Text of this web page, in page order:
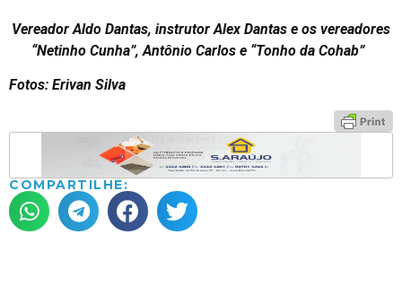
Vereador Aldo Dantas, instrutor Alex Dantas e os vereadores
“Netinho Cunha”, Antônio Carlos e “Tonho da Cohab”
Fotos: Erivan Silva
COMPARTILHE: